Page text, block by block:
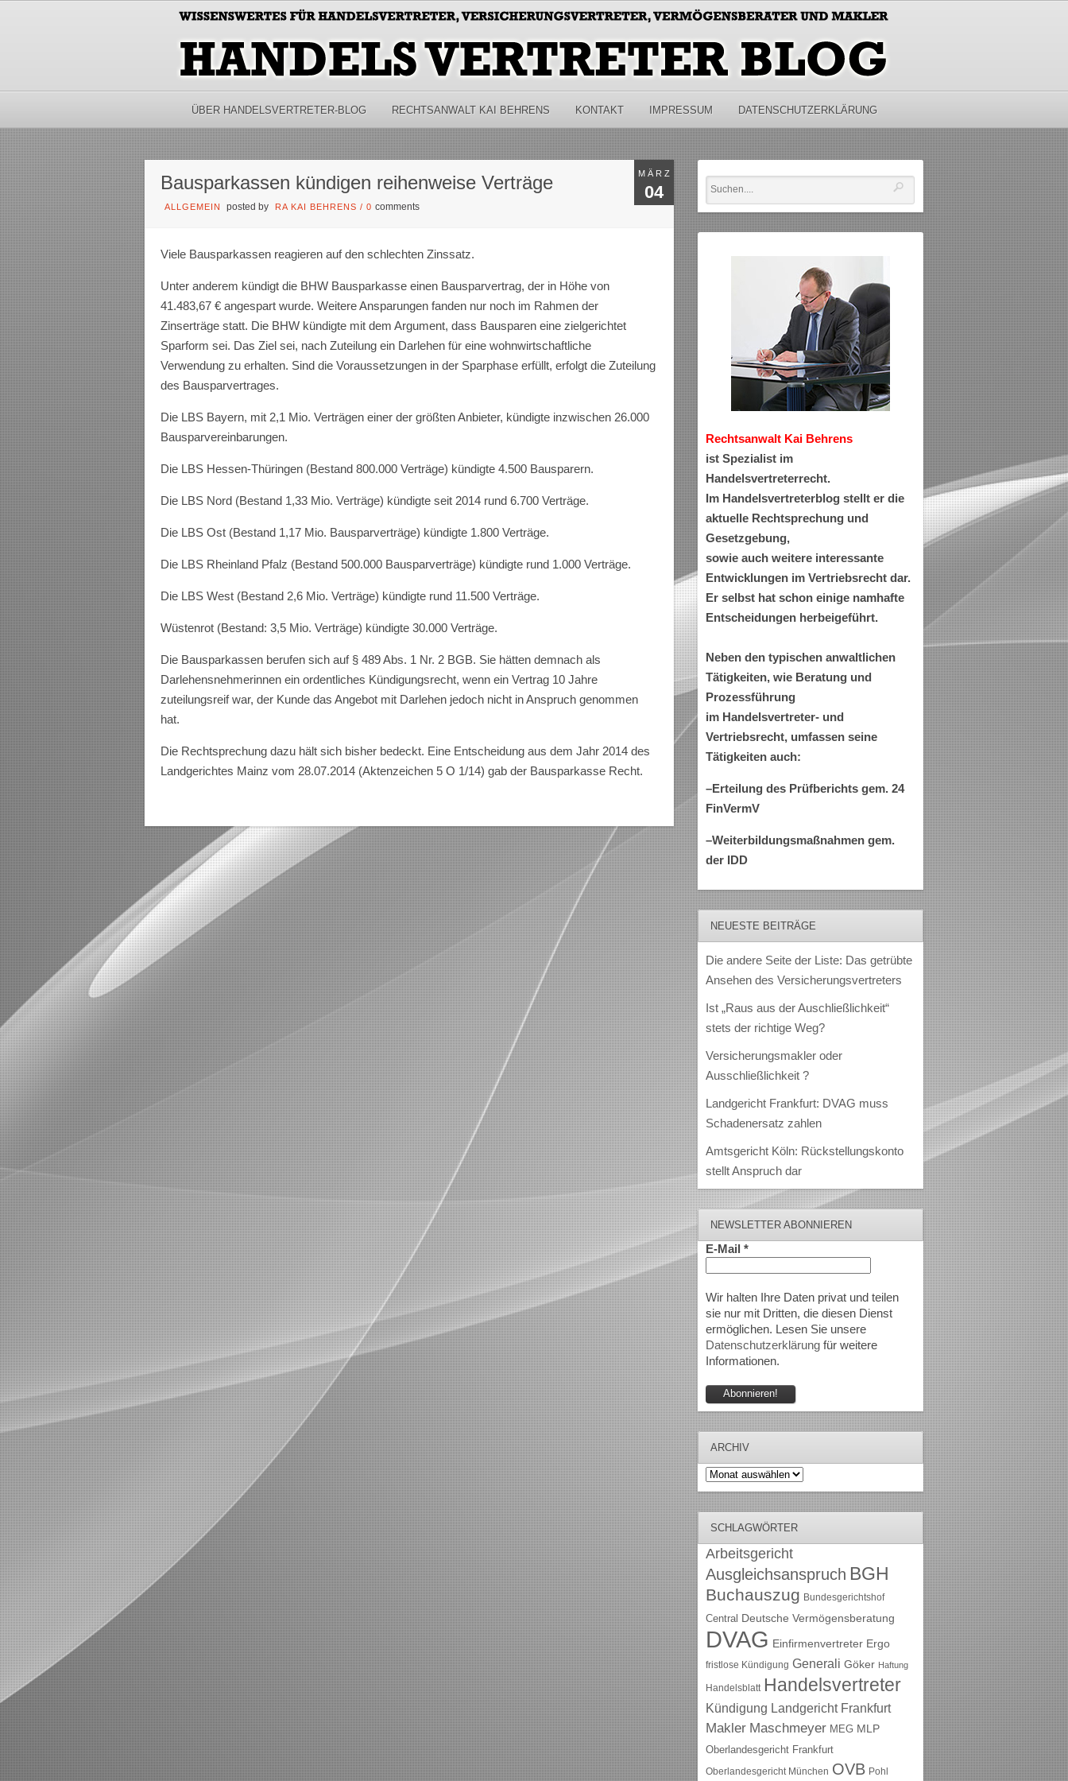
ÜBER HANDELSVERTRETER-BLOG RECHTSANWALT KAI BEHRENS KONTAKT IMPRESSUM DATENSCHUTZERKLÄRUNG
MÄRZ
04
Bausparkassen kündigen reihenweise Verträge
ALLGEMEIN posted by RA KAI BEHRENS /0comments
Viele Bausparkassen reagieren auf den schlechten Zinssatz.
Unter anderem kündigt die BHW Bausparkasse einen Bausparvertrag, der in Höhe von
41.483,67 € angespart wurde. Weitere Ansparungen fanden nur noch im Rahmen der
Zinserträge statt. Die BHW kündigte mit dem Argument, dass Bausparen eine zielgerichtet
Sparform sei. Das Ziel sei, nach Zuteilung ein Darlehen für eine wohnwirtschaftliche
Verwendung zu erhalten. Sind die Voraussetzungen in der Sparphase erfüllt, erfolgt die Zuteilung
des Bausparvertrages.
Die LBS Bayern, mit 2,1 Mio. Verträgen einer der größten Anbieter, kündigte inzwischen 26.000
Bausparvereinbarungen.
Die LBS Hessen-Thüringen (Bestand 800.000 Verträge) kündigte 4.500 Bausparern.
Die LBS Nord (Bestand 1,33 Mio. Verträge) kündigte seit 2014 rund 6.700 Verträge.
Die LBS Ost (Bestand 1,17 Mio. Bausparverträge) kündigte 1.800 Verträge.
Die LBS Rheinland Pfalz (Bestand 500.000 Bausparverträge) kündigte rund 1.000 Verträge.
Die LBS West (Bestand 2,6 Mio. Verträge) kündigte rund 11.500 Verträge.
Wüstenrot (Bestand: 3,5 Mio. Verträge) kündigte 30.000 Verträge.
Die Bausparkassen berufen sich auf § 489 Abs. 1 Nr. 2 BGB. Sie hätten demnach als
Darlehensnehmerinnen ein ordentliches Kündigungsrecht, wenn ein Vertrag 10 Jahre
zuteilungsreif war, der Kunde das Angebot mit Darlehen jedoch nicht in Anspruch genommen
hat.
Die Rechtsprechung dazu hält sich bisher bedeckt. Eine Entscheidung aus dem Jahr 2014 des
Landgerichtes Mainz vom 28.07.2014 (Aktenzeichen 5 O 1/14) gab der Bausparkasse Recht.
Rechtsanwalt Kai Behrens
ist Spezialist im
Handelsvertreterrecht.
Im Handelsvertreterblog stellt er die
aktuelle Rechtsprechung und
Gesetzgebung,
sowie auch weitere interessante
Entwicklungen im Vertriebsrecht dar.
Er selbst hat schon einige namhafte
Entscheidungen herbeigeführt.
Neben den typischen anwaltlichen
Tätigkeiten, wie Beratung und
Prozessführung
im Handelsvertreter- und
Vertriebsrecht, umfassen seine
Tätigkeiten auch:
–Erteilung des Prüfberichts gem. 24
FinVermV
–Weiterbildungsmaßnahmen gem.
der IDD
NEUESTE BEITRÄGE
Die andere Seite der Liste: Das getrübte
Ansehen des Versicherungsvertreters
Ist „Raus aus der Auschließlichkeit“
stets der richtige Weg?
Versicherungsmakler oder
Ausschließlichkeit ?
Landgericht Frankfurt: DVAG muss
Schadenersatz zahlen
Amtsgericht Köln: Rückstellungskonto
stellt Anspruch dar
NEWSLETTER ABONNIEREN
E-Mail *
Wir halten Ihre Daten privat und teilen
sie nur mit Dritten, die diesen Dienst
ermöglichen. Lesen Sie unsere
Datenschutzerklärungfür weitere
Informationen.
ARCHIV
Archiv
SCHLAGWÖRTER
Arbeitsgericht
Ausgleichsanspruch BGH
Buchauszug Bundesgerichtshof
Central Deutsche Vermögensberatung
DVAG Einfirmenvertreter Ergo
fristlose Kündigung Generali Göker Haftung
Handelsblatt Handelsvertreter
Kündigung Landgericht Frankfurt
Makler Maschmeyer MEG MLP
Oberlandesgericht Frankfurt
Oberlandesgericht München OVB Pohl